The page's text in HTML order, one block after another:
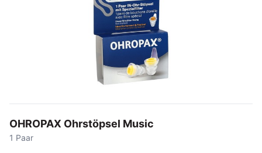
OHROPAX Ohrstöpsel Music
1 Paar